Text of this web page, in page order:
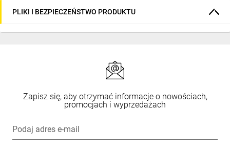
PLIKI I BEZPIECZEŃSTWO PRODUKTU
Zapisz się, aby otrzymać informacje o nowościach,
promocjach i wyprzedażach
Podaj adres e-mail